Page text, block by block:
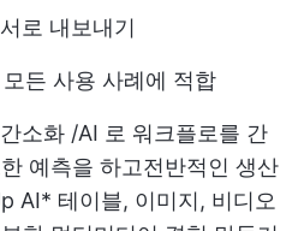
로 내보내기
모든 사용 사례에 적합
소화 /AI 로 워크플로를 간
예측을 하고전반적인 생산
AI* 테이블, 이미지, 비디오